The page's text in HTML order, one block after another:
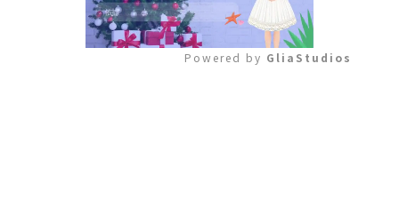
Powered by GliaStudios